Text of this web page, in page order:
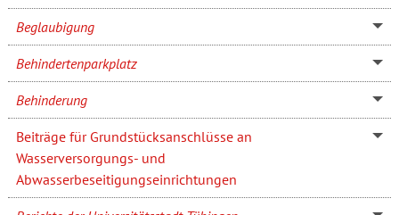
Beglaubigung
Behindertenparkplatz
Behinderung
Beiträge für Grundstücksanschlüsse an
Wasserversorgungs- und
Abwasserbeseitigungseinrichtungen